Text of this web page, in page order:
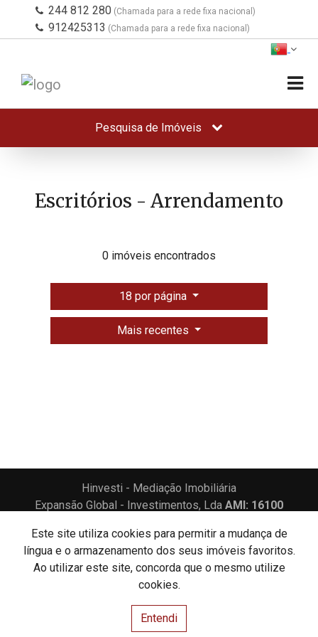
Este site utiliza cookies para permitir a mudança de
língua e o armazenamento dos seus imóveis favoritos.
Ao utilizar este site, concorda que o mesmo utilize
cookies.
Entendi
244 812 280 (Chamada para a rede fixa nacional)
912425313 (Chamada para a rede fixa nacional)
Pesquisa de Imóveis
Escritórios - Arrendamento
0 imóveis encontrados
18 por página
Mais recentes
Hinvesti - Mediação Imobiliária
Expansão Global - Investimentos, Lda AMI: 16100
Centros de Resolução de Litígios
Política de Privacidade
Livro de Reclamações
©2026Powered by